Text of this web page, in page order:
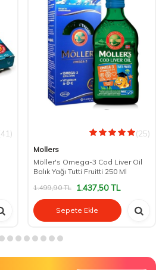
(25)
Mollers
Möller's Omega-3 Cod Liver Oil
Balık Yağı Tutti Fruitti 250 Ml
1.499,90TL 1.437,50TL
Sepete Ekle